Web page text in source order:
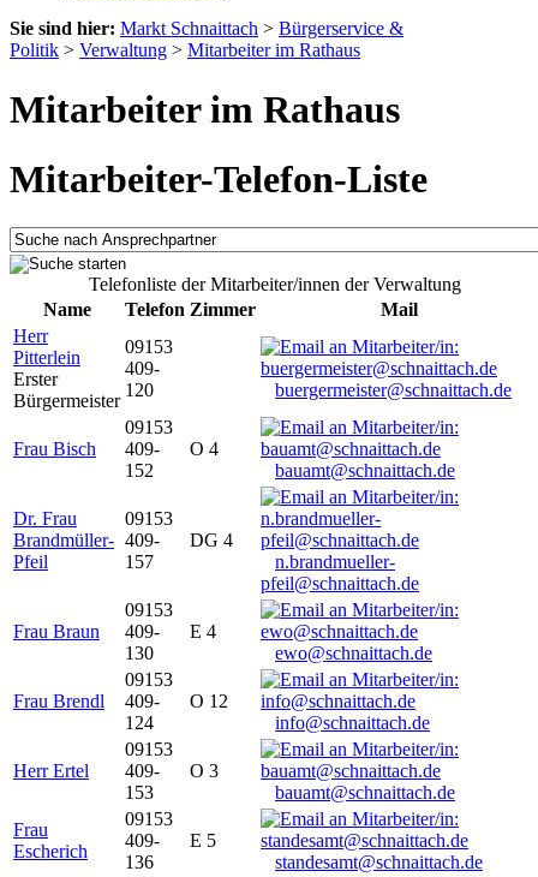
Sie sind hier: Markt Schnaittach > Bürgerservice &
Politik > Verwaltung > Mitarbeiter im Rathaus
Mitarbeiter im Rathaus
Mitarbeiter-Telefon-Liste
Telefonliste der Mitarbeiter/innen der Verwaltung
Name
Telefon Zimmer
Mail
Herr
Pitterlein
Erster
Bürgermeister
09153
409-
120
buergermeister@schnaittach.de
Frau Bisch
09153
409-
152
O 4
bauamt@schnaittach.de
Dr. Frau
Brandmüller-
Pfeil
09153
409-
157
DG 4
n.brandmueller-
pfeil@schnaittach.de
Frau Braun
09153
409-
130
E 4
ewo@schnaittach.de
Frau Brendl
09153
409-
124
O 12
info@schnaittach.de
Herr Ertel
09153
409-
153
O 3
bauamt@schnaittach.de
Frau
Escherich
09153
409-
136
E 5
standesamt@schnaittach.de